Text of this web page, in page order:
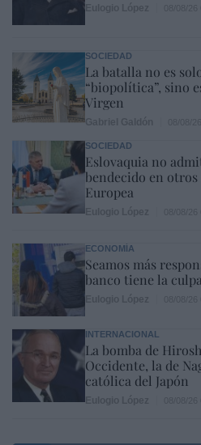
SOCIEDAD
La batalla no es
“biopolítica”, sino
Virgen
SOCIEDAD
Eslovaquia no
bendecido en
Europea
ECONOMÍA
Seamos más
banco tiene la culpa
INTERNACIONAL
La bomba de
Occidente, la de
católica del Japón